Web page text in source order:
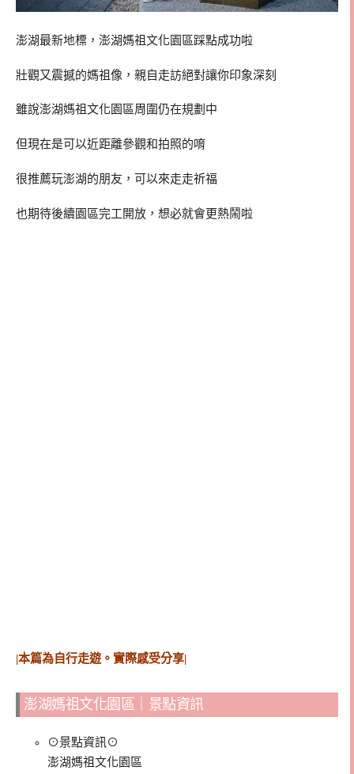
澎湖最新地標，澎湖媽祖文化園區踩點成功啦
壯觀又震撼的媽祖像，親自走訪絕對讓你印象深刻
雖說澎湖媽祖文化園區周圍仍在規劃中
但現在是可以近距離參觀和拍照的唷
很推薦玩澎湖的朋友，可以來走走祈福
也期待後續園區完工開放，想必就會更熱鬧啦
|本篇為自行走遊。實際感受分享|
澎湖媽祖文化園區｜景點資訊
⊙景點資訊⊙
澎湖媽祖文化園區